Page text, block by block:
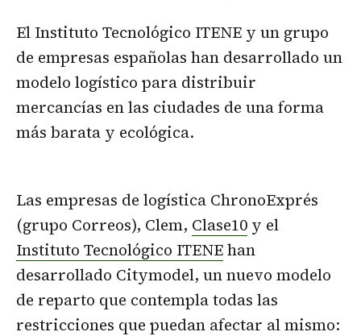
El Instituto Tecnológico ITENE y un grupo
de empresas españolas han desarrollado un
modelo logístico para distribuir
mercancías en las ciudades de una forma
más barata y ecológica.
Las empresas de logística ChronoExprés
(grupo Correos), Clem, Clase10 y el
Instituto Tecnológico ITENEhan
desarrollado Citymodel, un nuevo modelo
de reparto que contempla todas las
restricciones que puedan afectar al mismo: